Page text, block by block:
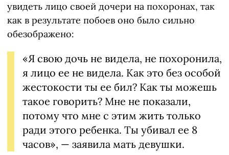
увидеть лицо своей дочери на похоронах, так
как в результате побоев оно было сильно
обезображено:
«Я свою дочь не видела, не похоронила,
я лицо ее не видела. Как это без особой
жестокости ты ее бил? Как ты можешь
такое говорить? Мне не показали,
потому что мне с этим жить только
ради этого ребенка. Ты убивал ее 8
часов», — заявила мать девушки.